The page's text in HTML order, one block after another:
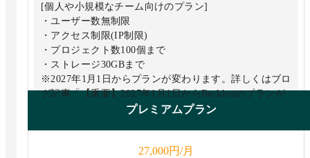
[個人や小規模なチーム向けのプラン]
・ユーザー数無制限
・アクセス制限(IP制限)
・プロジェクト数100個まで
・ストレージ30GBまで
※2027年1月1日からプランが変わります。詳しくはブロ
グ記事「【重要】2027年1月1日からBacklogのプランが
プレミアムプラン
27,000円/月